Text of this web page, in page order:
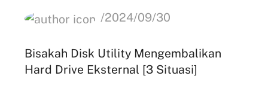
/2024/09/30
Bisakah Disk Utility Mengembalikan
Hard Drive Eksternal [3 Situasi]